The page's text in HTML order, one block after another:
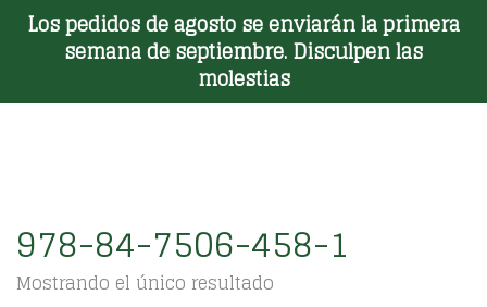
Los pedidos de agosto se enviarán la primera
semana de septiembre. Disculpen las
molestias
Toggle Menu
978-84-7506-458-1
Mostrando el único resultado